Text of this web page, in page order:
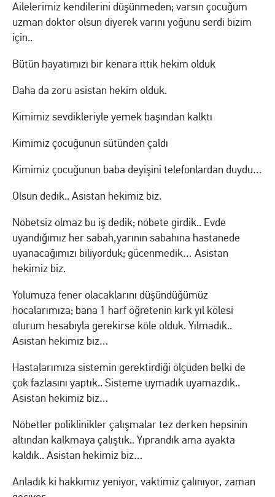
Ailelerimiz kendilerini düşünmeden; varsın çocuğum
uzman doktor olsun diyerek varını yoğunu serdi bizim
için..
Bütün hayatımızı bir kenara ittik hekim olduk
Daha da zoru asistan hekim olduk.
Kimimiz sevdikleriyle yemek başından kalktı
Kimimiz çocuğunun sütünden çaldı
Kimimiz çocuğunun baba deyişini telefonlardan duydu…
Olsun dedik.. Asistan hekimiz biz.
Nöbetsiz olmaz bu iş dedik; nöbete girdik.. Evde
uyandığımız her sabah,yarının sabahına hastanede
uyanacağımızı biliyorduk; gücenmedik… Asistan
hekimiz biz.
Yolumuza fener olacaklarını düşündüğümüz
hocalarımıza; bana 1 harf öğretenin kırk yıl kölesi
olurum hesabıyla gerekirse köle olduk. Yılmadık..
Asistan hekimiz biz…
Hastalarımıza sistemin gerektirdiği ölçüden belki de
çok fazlasını yaptık.. Sisteme uymadık uyamazdık..
Asistan hekimiz biz…
Nöbetler poliklinikler çalışmalar tez derken hepsinin
altından kalkmaya çalıştık.. Yıprandık ama ayakta
kaldık.. Asistan hekimiz biz…
Anladık ki hakkımız yeniyor, vaktimiz çalınıyor, zaman